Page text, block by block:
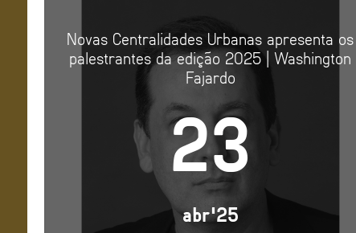
Novas Centralidades Urbanas apresenta os
palestrantes da edição 2025 | Washington
Fajardo
23
abr'25